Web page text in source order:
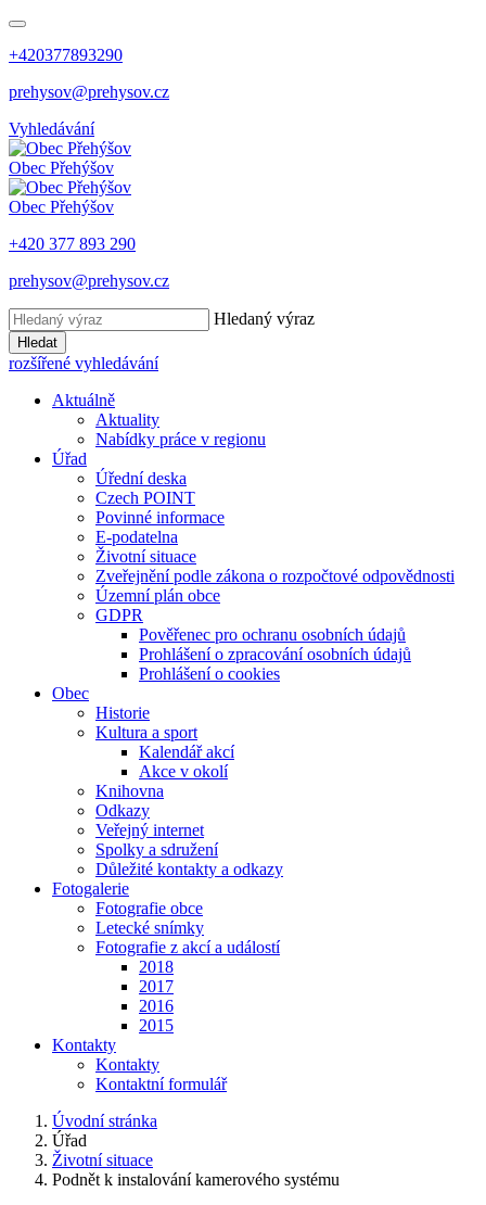
+420377893290
prehysov@prehysov.cz
Vyhledávání
Obec Přehýšov
Obec Přehýšov
+420 377 893 290
prehysov@prehysov.cz
Hledaný výraz
Hledat
rozšířené vyhledávání
Aktuálně
Aktuality
Nabídky práce v regionu
Úřad
Úřední deska
Czech POINT
Povinné informace
E-podatelna
Životní situace
Zveřejnění podle zákona o rozpočtové odpovědnosti
Územní plán obce
GDPR
Pověřenec pro ochranu osobních údajů
Prohlášení o zpracování osobních údajů
Prohlášení o cookies
Obec
Historie
Kultura a sport
Kalendář akcí
Akce v okolí
Knihovna
Odkazy
Veřejný internet
Spolky a sdružení
Důležité kontakty a odkazy
Fotogalerie
Fotografie obce
Letecké snímky
Fotografie z akcí a událostí
2018
2017
2016
2015
Kontakty
Kontakty
Kontaktní formulář
Úvodní stránka
Úřad
Životní situace
Podnět k instalování kamerového systému